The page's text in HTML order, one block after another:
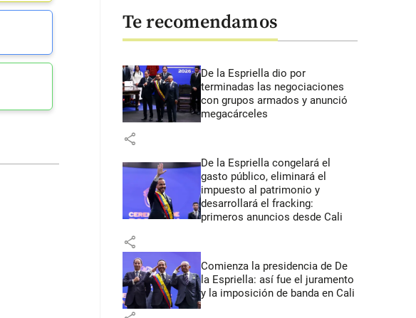
Te recomendamos
De la Espriella dio por
terminadas las negociaciones
con grupos armados y anunció
megacárceles
share
De la Espriella congelará el
gasto público, eliminará el
impuesto al patrimonio y
desarrollará el fracking:
primeros anuncios desde Cali
share
Comienza la presidencia de De
la Espriella: así fue el juramento
y la imposición de banda en Cali